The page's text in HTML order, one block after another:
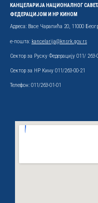
КАНЦЕЛАРИЈА НАЦИОНАЛНОГ
ФЕДЕРАЦИЈОМ И НР КИНОМ
Адреса: Васе Чарапића 20, 11000
е-пошта: kancelarija@knsrk.gov.rs
Сектор за Руску Федерацију 011/ 263-
Сектор за НР Кину 011/263-00-21
Телефон: 011/263-01-01